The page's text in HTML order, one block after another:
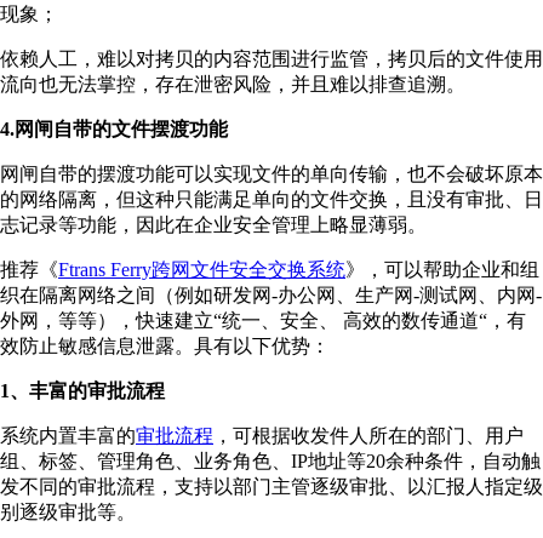
现象；
依赖人工，难以对拷贝的内容范围进行监管，拷贝后的文件使用
流向也无法掌控，存在泄密风险，并且难以排查追溯。
4.网闸自带的文件摆渡功能
网闸自带的摆渡功能可以实现文件的单向传输，也不会破坏原本
的网络隔离，但这种只能满足单向的文件交换，且没有审批、日
志记录等功能，因此在企业安全管理上略显薄弱。
推荐《Ftrans Ferry跨网文件安全交换系统》，可以帮助企业和组
织在隔离网络之间（例如研发网-办公网、生产网-测试网、内网-
外网，等等），快速建立“统一、安全、 高效的数传通道“，有
效防止敏感信息泄露。具有以下优势：
1、丰富的审批流程
系统内置丰富的审批流程 ，可根据收发件人所在的部门、用户
组、标签、管理角色、业务角色、IP地址等20余种条件，自动触
发不同的审批流程，支持以部门主管逐级审批、以汇报人指定级
别逐级审批等。